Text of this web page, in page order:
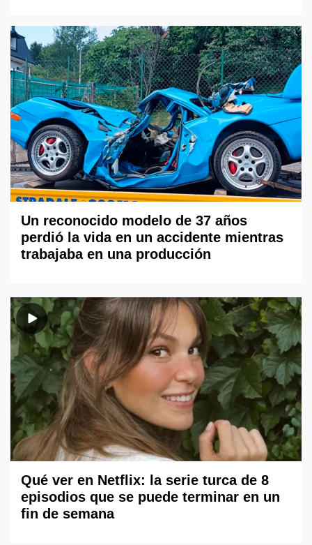
Un reconocido modelo de 37 años
perdió la vida en un accidente mientras
trabajaba en una producción
Qué ver en Netflix: la serie turca de 8
episodios que se puede terminar en un
fin de semana